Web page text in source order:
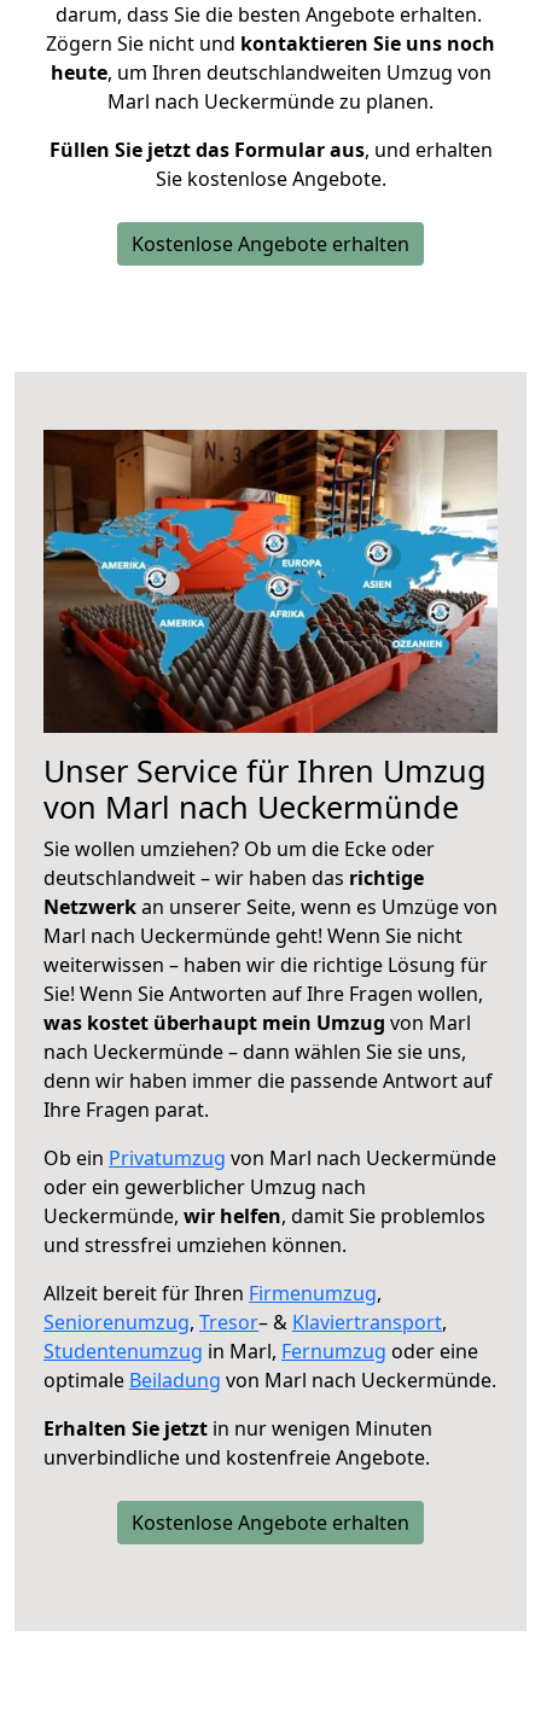
darum, dass Sie die besten Angebote erhalten.
Zögern Sie nicht und kontaktieren Sie uns noch
heute, um Ihren deutschlandweiten Umzug von
Marl nach Ueckermünde zu planen.
Füllen Sie jetzt das Formular aus, und erhalten
Sie kostenlose Angebote.
Kostenlose Angebote erhalten
Unser Service für Ihren Umzug
von Marl nach Ueckermünde
Sie wollen umziehen? Ob um die Ecke oder
deutschlandweit – wir haben das richtige
Netzwerkan unserer Seite, wenn es Umzüge von
Marl nach Ueckermünde geht! Wenn Sie nicht
weiterwissen – haben wir die richtige Lösung für
Sie! Wenn Sie Antworten auf Ihre Fragen wollen,
was kostet überhaupt mein Umzug von Marl
nach Ueckermünde – dann wählen Sie sie uns,
denn wir haben immer die passende Antwort auf
Ihre Fragen parat.
Ob ein Privatumzug von Marl nach Ueckermünde
oder ein gewerblicher Umzug nach
Ueckermünde, wir helfen, damit Sie problemlos
und stressfrei umziehen können.
Allzeit bereit für Ihren Firmenumzug,
Seniorenumzug, Tresor– & Klaviertransport,
Studentenumzug in Marl, Fernumzug oder eine
optimale Beiladung von Marl nach Ueckermünde.
Erhalten Sie jetzt in nur wenigen Minuten
unverbindliche und kostenfreie Angebote.
Kostenlose Angebote erhalten